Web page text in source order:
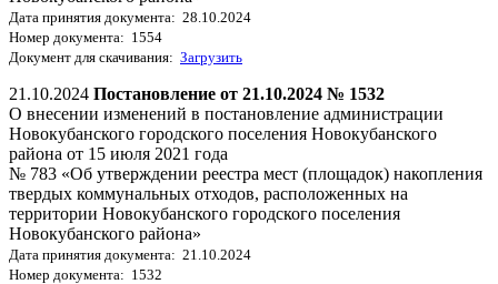
Дата принятия документа: 28.10.2024
Номер документа: 1554
Документ для скачивания: Загрузить
21.10.2024 Постановление от 21.10.2024 № 1532
О внесении изменений в постановление администрации
Новокубанского городского поселения Новокубанского
района от 15 июля 2021 года
№ 783 «Об утверждении реестра мест (площадок) накопления
твердых коммунальных отходов, расположенных на
территории Новокубанского городского поселения
Новокубанского района»
Дата принятия документа: 21.10.2024
Номер документа: 1532